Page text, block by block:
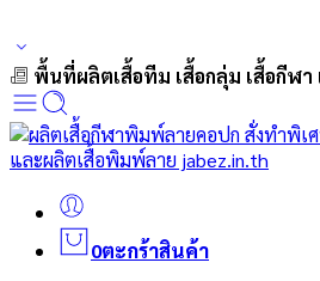
พื้นที่ผลิตเสื้อทีม เสื้อกลุ่ม เสื้อกีฬ
0ตะกร้าสินค้า